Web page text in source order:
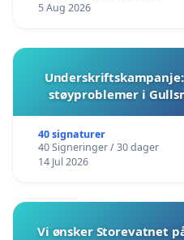
5 Aug 2026
støyproblemer i
40 signaturer
40 Signeringer / 30 dager
14 Jul 2026
Vi ønsker Storevatnet